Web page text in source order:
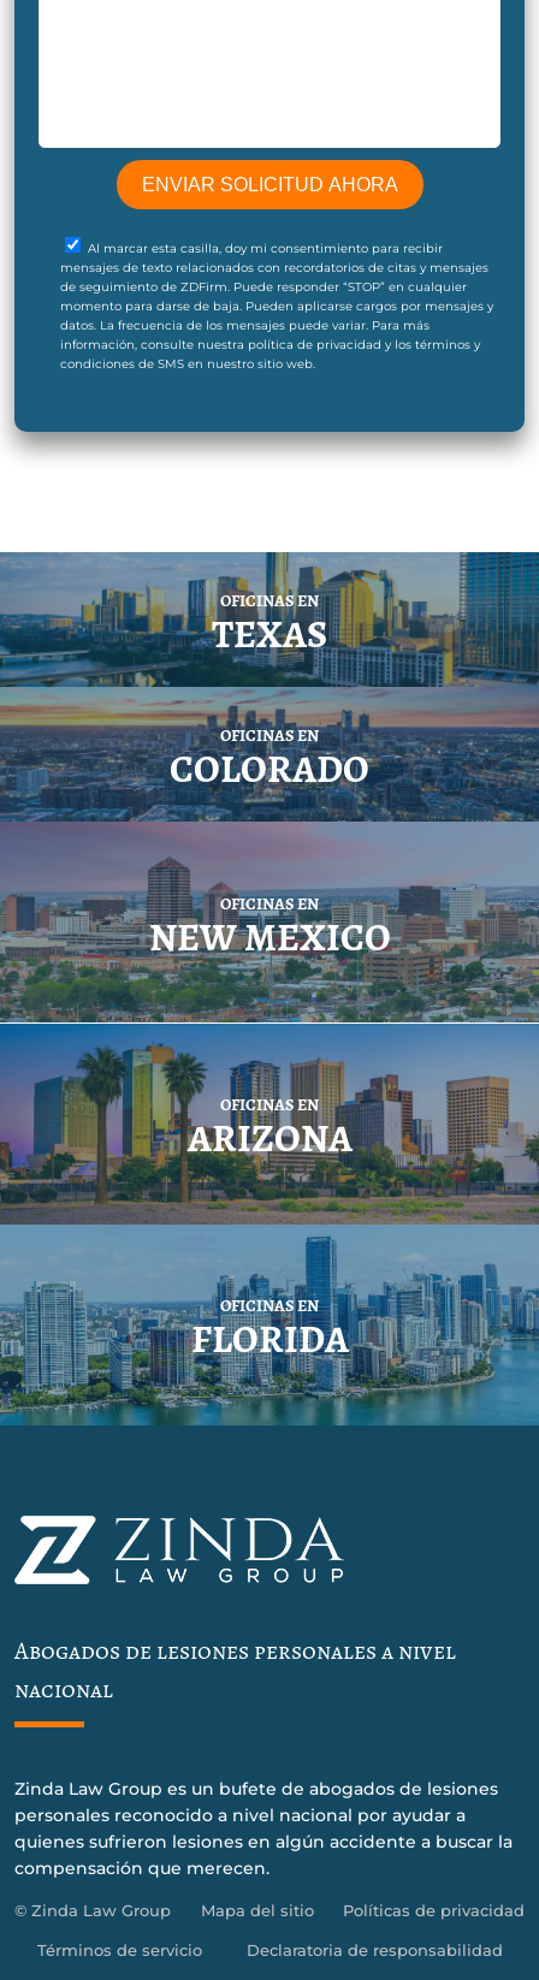
Al marcar esta casilla, doy mi consentimiento para recibir
mensajes de texto relacionados con recordatorios de citas y mensajes
de seguimiento de ZDFirm. Puede responder “STOP” en cualquier
momento para darse de baja. Pueden aplicarse cargos por mensajes y
datos. La frecuencia de los mensajes puede variar. Para más
información, consulte nuestra política de privacidad y los términos y
condiciones de SMS en nuestro sitio web.
OFICINAS EN
TEXAS
OFICINAS EN
COLORADO
OFICINAS EN
NEW MEXICO
OFICINAS EN
ARIZONA
OFICINAS EN
FLORIDA
Abogados de lesiones personales a nivel
nacional
Zinda Law Group es un bufete de abogados de lesiones
personales reconocido a nivel nacional por ayudar a
quienes sufrieron lesiones en algún accidente a buscar la
compensación que merecen.
© Zinda Law Group Mapa del sitio Políticas de privacidad
Términos de servicio Declaratoria de responsabilidad